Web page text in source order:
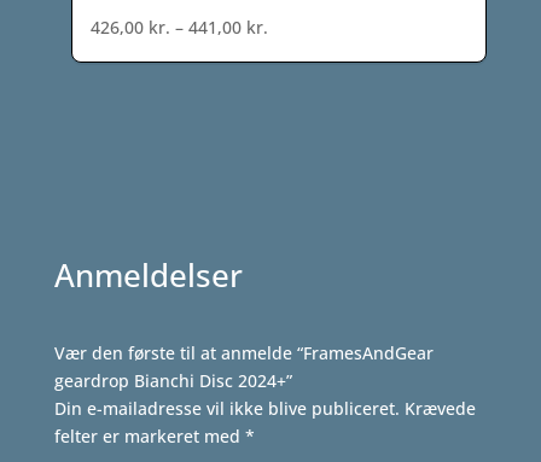
426,00 kr. – 441,00 kr.Prisinterval:
426,00 kr.
Anmeldelser
Vær den første til at anmelde “FramesAndGear
geardrop Bianchi Disc 2024+”
Din e-mailadresse vil ikke blive publiceret. Krævede
felter er markeret med *